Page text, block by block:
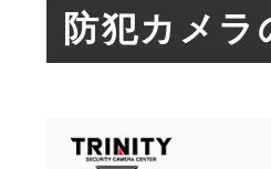
防犯カメ